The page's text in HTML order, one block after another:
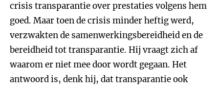
crisis transparantie over prestaties volgens hem
goed. Maar toen de crisis minder heftig werd,
verzwakten de samenwerkingsbereidheid en de
bereidheid tot transparantie. Hij vraagt zich af
waarom er niet mee door wordt gegaan. Het
antwoord is, denk hij, dat transparantie ook